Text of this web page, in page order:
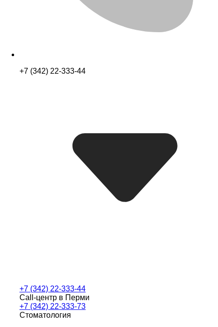
+7 (342) 22-333-44
+7 (342) 22-333-44
Call-центр в Перми
+7 (342) 22-333-73
Стоматология